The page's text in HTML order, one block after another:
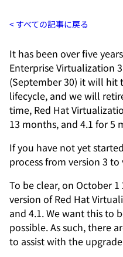
すべての記事に戻る
It has been over five
Enterprise Virtualization
(September 30) it will hit
lifecycle, and we will
time, Red Hat
13 months, and 4.1 for 5
If you have not yet
process from version 3
To be clear, on October
version of Red Hat
and 4.1. We want this to
possible. As such, there
to assist with the